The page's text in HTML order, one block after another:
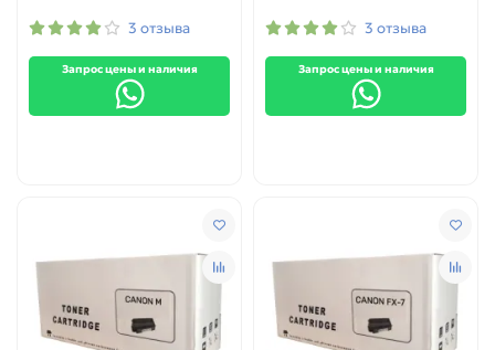
3 отзыва
Запрос цены и наличия
3 отзыва
Запрос цены и наличия